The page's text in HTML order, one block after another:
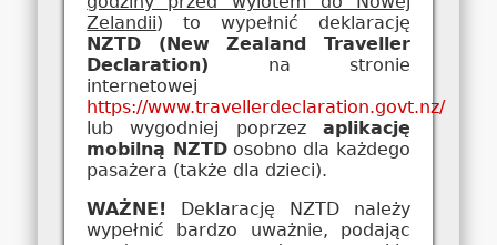
Zelandii) to wypełnić deklarację
NZTD (New Zealand Traveller
Declaration) na stronie
internetowej
https://www.travellerdeclaration.govt.nz/
lub wygodniej poprzez aplikację
mobilną NZTDosobno dla każdego
pasażera (także dla dzieci).
WAŻNE!
Deklarację NZTD należy
wypełnić bardzo uważnie, podając